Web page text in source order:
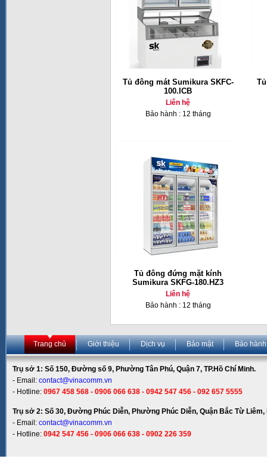
Tủ đông mát Sumikura SKFC-
100.ICB
Liên hệ
Bảo hành : 12 tháng
Tủ đông đứng mặt kính
Sumikura SKFG-180.HZ3
Liên hệ
Bảo hành : 12 tháng
Trang chủ Giới thiệu Dịch vụ Bảo mật Bảo hành
Trụ sở 1: Số 150, Đường số 9, Phường Tân Phú, Quận 7, TP.Hồ Chí Minh.
- Email: contact@vinacomm.vn
- Hotline: 0967 458 568 - 0906 066 638 - 0942 547 456 - 092 657 5555
Trụ sở 2: Số 30, Đường Phúc Diễn, Phường Phúc Diễn, Quận Bắc Từ Liêm,
- Email: contact@vinacomm.vn
- Hotline: 0942 547 456 - 0906 066 638 - 0902 226 359